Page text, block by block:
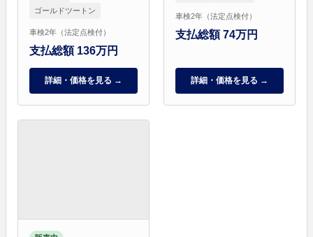
ゴールドツートン
車検2年（法定点検付）
支払総額 136万円
詳細・価格を見る →
車検2年（法定点検付）
支払総額 74万円
詳細・価格を見る →